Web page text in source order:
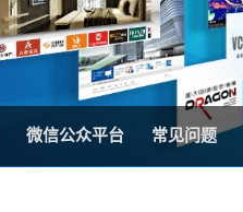
三级分销系统
网站推广优化方案
在线进销存管理
品牌加盟营销管理系统
营销型网站建设方案
微信公众平台 常见问题